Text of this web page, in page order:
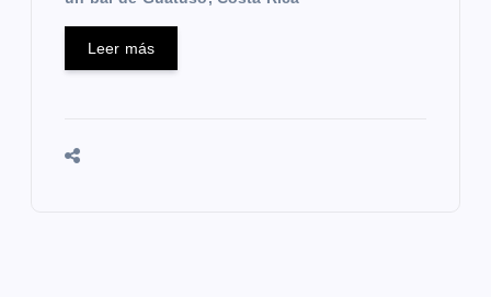
Leer más